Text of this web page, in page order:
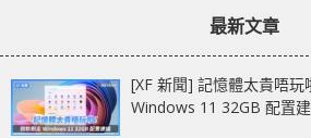
最新文章
[XF 新聞] 記憶體太貴唔
Windows 11 32GB 配置